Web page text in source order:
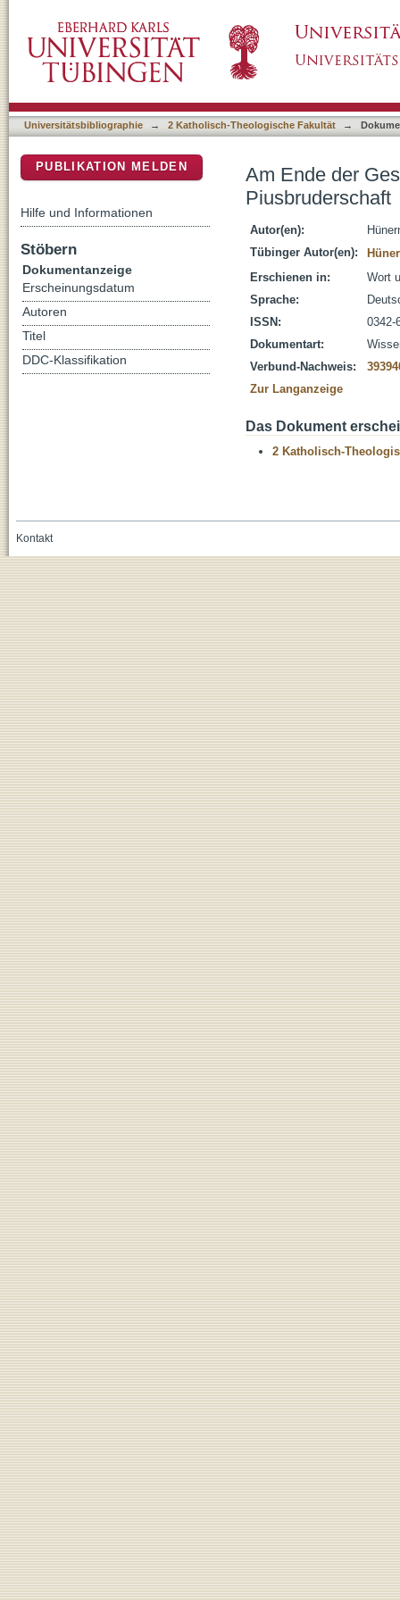
Universitätsbibliographie → 2 Katholisch-Theologische Fakultät →
Am Ende der
Piusbruderschaft
Autor(en):
Tübinger Autor(en):
Erschienen in:
Wort
Sprache:
ISSN:
0342-
Dokumentart:
Verbund-Nachweis:
Zur Langanzeige
Das Dokument
2 Katholisch-
PUBLIKATION MELDEN
Hilfe und Informationen
Stöbern
Dokumentanzeige
Erscheinungsdatum
Autoren
Titel
DDC-Klassifikation
Kontakt